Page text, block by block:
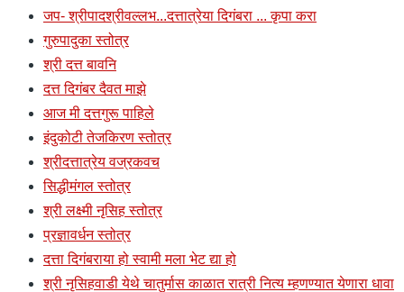
जप- श्रीपादश्रीवल्लभ...दत्तात्रेया दिगंबरा ... कृपा करा
गुरुपादुका स्तोत्र
श्री दत्त बावनि
दत्त दिगंबर दैवत माझे
आज मी दत्तगुरू पाहिले
इंदुकोटी तेजकिरण स्तोत्र
श्रीदत्तात्रेय वज्रकवच
सिद्धीमंगल स्तोत्र
श्री लक्ष्मी नृसिह स्तोत्र
प्रज्ञावर्धन स्तोत्र
दत्ता दिगंबराया हो स्वामी मला भेट द्या हो
श्री नृसिहवाडी येथे चातुर्मास काळात रात्री नित्य म्हणण्यात येणारा धावा